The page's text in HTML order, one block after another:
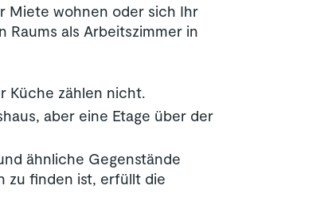
Miete wohnen oder sich Ihr
Raums als Arbeitszimmer in
Küche zählen nicht.
aber eine Etage über der
ähnliche Gegenstände
zu finden ist, erfüllt die